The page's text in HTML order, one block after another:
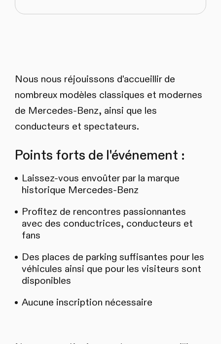
Nous nous réjouissons d'accueillir de
nombreux modèles classiques et modernes
de Mercedes-Benz, ainsi que les
conducteurs et spectateurs.
Points forts de l'événement :
Laissez-vous envoûter par la marque
historique Mercedes-Benz
Profitez de rencontres passionnantes
avec des conductrices, conducteurs et
fans
Des places de parking suffisantes pour les
véhicules ainsi que pour les visiteurs sont
disponibles
Aucune inscription nécessaire